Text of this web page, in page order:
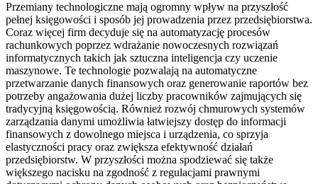
Przemiany technologiczne mają ogromny wpływ na przyszłość
pełnej księgowości i sposób jej prowadzenia przez przedsiębiorstwa.
Coraz więcej firm decyduje się na automatyzację procesów
rachunkowych poprzez wdrażanie nowoczesnych rozwiązań
informatycznych takich jak sztuczna inteligencja czy uczenie
maszynowe. Te technologie pozwalają na automatyczne
przetwarzanie danych finansowych oraz generowanie raportów bez
potrzeby angażowania dużej liczby pracowników zajmujących się
tradycyjną księgowością. Również rozwój chmurowych systemów
zarządzania danymi umożliwia łatwiejszy dostęp do informacji
finansowych z dowolnego miejsca i urządzenia, co sprzyja
elastyczności pracy oraz zwiększa efektywność działań
przedsiębiorstw. W przyszłości można spodziewać się także
większego nacisku na zgodność z regulacjami prawnymi